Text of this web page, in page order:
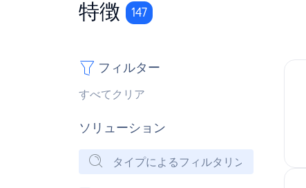
特徴 147
フィルター
すべてクリア
ソリューション